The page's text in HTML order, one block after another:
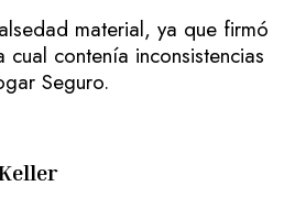
material, ya que firmó
contenía inconsistencias
Seguro.